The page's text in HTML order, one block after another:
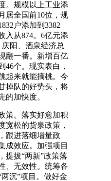
。规模以上工业添
居全国前10位，规
户添加到3382
入从874。6亿元添
庆阳、酒泉经济总
翻一番。新增百亿
46个。现实表白，
起来就能摘桃。今
掉队的好势头，将
的加快度。
。落实好愈加积
宽松的货泉政策，
跟进落细增量政
成效应。加强项目
提拔“两新”政策落
、无效性。统筹各
沉”项目。做好金